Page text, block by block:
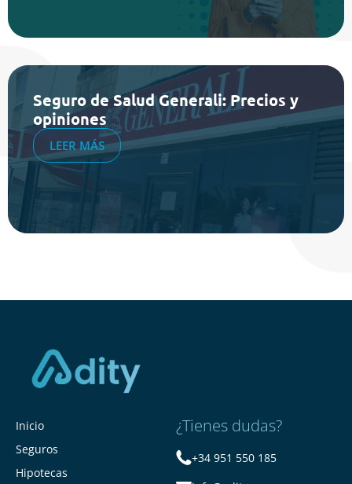
Seguro de Salud Generali: Precios y
opiniones
LEER MÁS
Inicio
Seguros
Hipotecas
¿Tienes dudas?
+34 951 550 185